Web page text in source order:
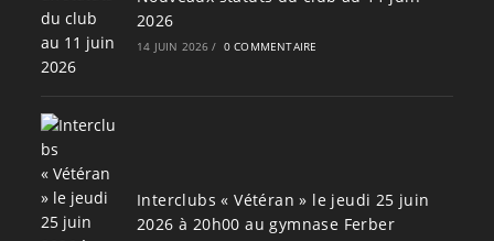
2026
14 JUIN 2026 / 0 COMMENTAIRE
Interclubs « Vétéran » le jeudi 25 juin
2026 à 20h00 au gymnase Ferber